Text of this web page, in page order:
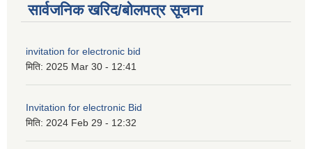
सार्वजनिक खरिद/बोलपत्र सूचना
invitation for electronic bid
मिति: 2025 Mar 30 - 12:41
Invitation for electronic Bid
मिति: 2024 Feb 29 - 12:32